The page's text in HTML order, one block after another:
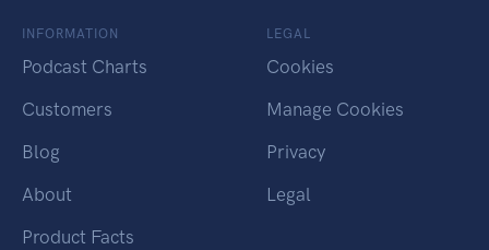
INFORMATION
Podcast Charts
Customers
Blog
About
Product Facts
LEGAL
Cookies
Manage Cookies
Privacy
Legal